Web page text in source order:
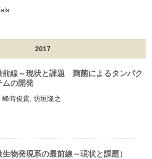
2017
前線～現状と課題 麹菌によるタンパク
ムの開発
時俊貴, 坊垣隆之
物発現系の最前線～現状と課題）